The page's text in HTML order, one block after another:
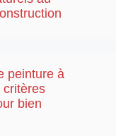
peinture à
critères
bien